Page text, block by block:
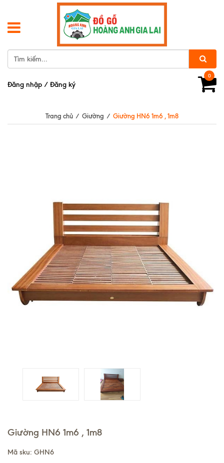
0
Đăng nhập / Đăng ký
Trang chủ / Giường / Giường HN6 1m6 , 1m8
Giường HN6 1m6 , 1m8
Mã sku: GHN6